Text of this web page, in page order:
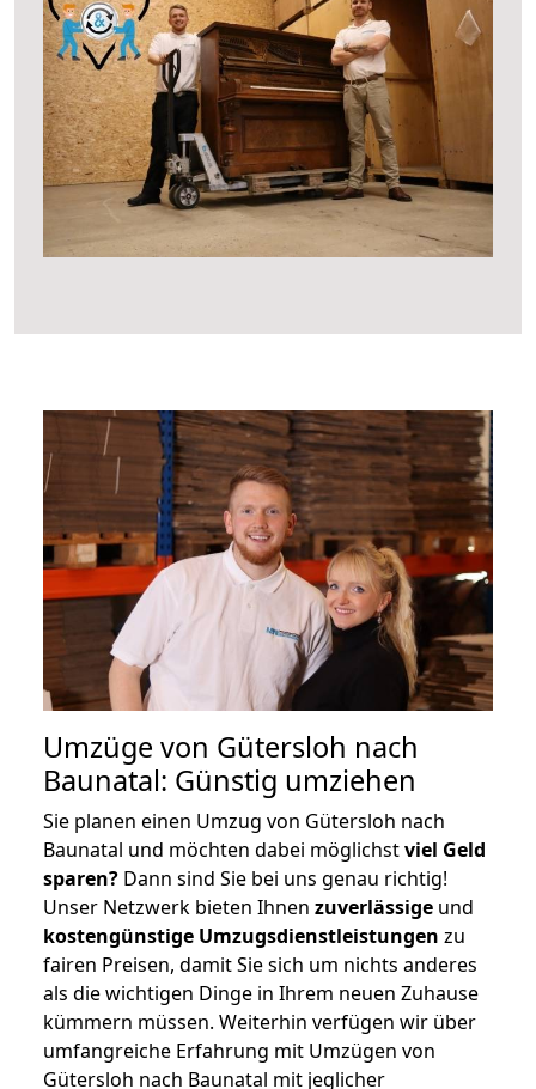
Umzüge von Gütersloh nach
Baunatal: Günstig umziehen
Sie planen einen Umzug von Gütersloh nach
Baunatal und möchten dabei möglichstviel Geld
sparen? Dann sind Sie bei uns genau richtig!
Unser Netzwerk bieten Ihnen zuverlässige und
kostengünstige Umzugsdienstleistungen zu
fairen Preisen, damit Sie sich um nichts anderes
als die wichtigen Dinge in Ihrem neuen Zuhause
kümmern müssen. Weiterhin verfügen wir über
umfangreiche Erfahrung mit Umzügen von
Gütersloh nach Baunatal mit jeglicher